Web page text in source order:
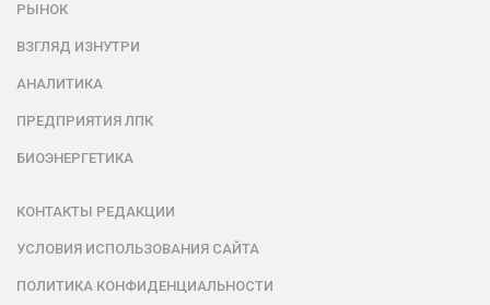
РЫНОК
ВЗГЛЯД ИЗНУТРИ
АНАЛИТИКА
ПРЕДПРИЯТИЯ ЛПК
БИОЭНЕРГЕТИКА
КОНТАКТЫ РЕДАКЦИИ
УСЛОВИЯ ИСПОЛЬЗОВАНИЯ САЙТА
ПОЛИТИКА КОНФИДЕНЦИАЛЬНОСТИ